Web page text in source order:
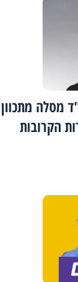
מסלה
הקרובות